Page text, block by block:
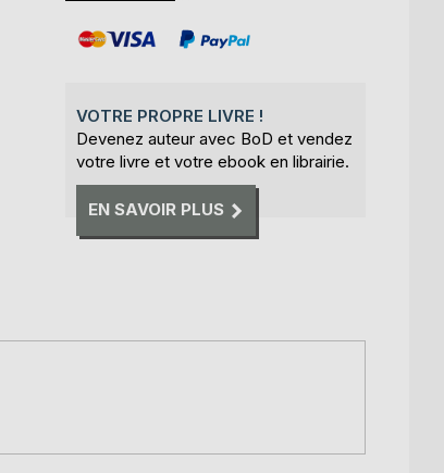
VOTRE PROPRE LIVRE !
Devenez auteur avec BoD et vendez
votre livre et votre ebook en librairie.
EN SAVOIR PLUS